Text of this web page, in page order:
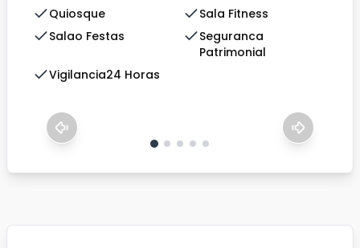
Quiosque
Sala Fitness
Salao Festas
Seguranca
Patrimonial
Vigilancia24 Horas